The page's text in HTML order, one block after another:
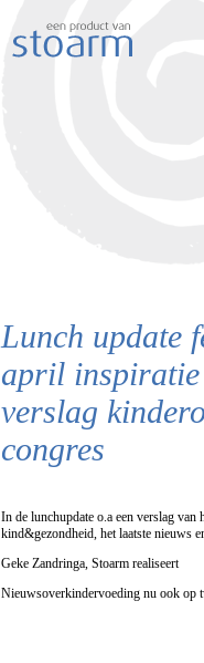
Lunch update
april inspiratie
verslag
congres
In de lunchupdate o.a een verslag
kind&gezondheid, het laatste nieuws
Geke Zandringa, Stoarm realiseert
Nieuwsoverkindervoeding nu ook op